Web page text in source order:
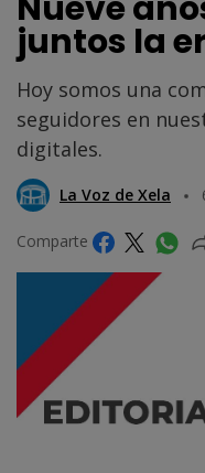
juntos la
Hoy somos una
seguidores en
digitales.
La Voz de Xela
Comparte